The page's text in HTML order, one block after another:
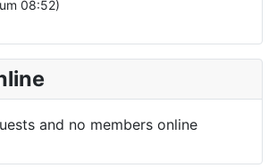
08:52)
and no members online